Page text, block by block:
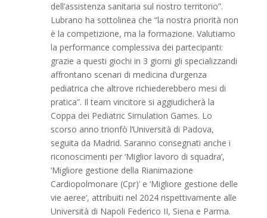
dell’assistenza sanitaria sul nostro territorio”.
Lubrano ha sottolinea che “la nostra priorità non
è la competizione, ma la formazione. Valutiamo
la performance complessiva dei partecipanti:
grazie a questi giochi in 3 giorni gli specializzandi
affrontano scenari di medicina d’urgenza
pediatrica che altrove richiederebbero mesi di
pratica”. Il team vincitore si aggiudicherà la
Coppa dei Pediatric Simulation Games. Lo
scorso anno trionfò l’Università di Padova,
seguita da Madrid. Saranno consegnati anche i
riconoscimenti per ‘Miglior lavoro di squadra’,
‘Migliore gestione della Rianimazione
Cardiopolmonare (Cpr)’ e ‘Migliore gestione delle
vie aeree’, attribuiti nel 2024 rispettivamente alle
Università di Napoli Federico II, Siena e Parma.